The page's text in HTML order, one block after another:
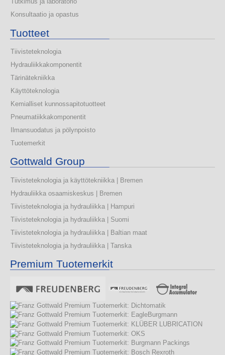
Konsultaatio ja opastus
Tuotteet
Tiivisteteknologia
Hydrauliikkakomponentit
Tärinätekniikka
Käyttöteknologia
Kemialliset kunnossapitotuotteet
Pneumatiikkakomponentit
Ilmansuodatus ja pölynpoisto
Tuotemerkit
Gottwald Group
Tiivisteteknologia ja käyttötekniikka | Bremen
Hydrauliikka osaamiskeskus | Bremen
Tiivisteteknologia ja hydrauliikka | Hampuri
Tiivisteteknologia ja hydrauliikka | Suomi
Tiivisteteknologia ja hydrauliikka | Baltian maat
Tiivisteteknologia ja hydrauliikka | Tanska
Premium Tuotemerkit